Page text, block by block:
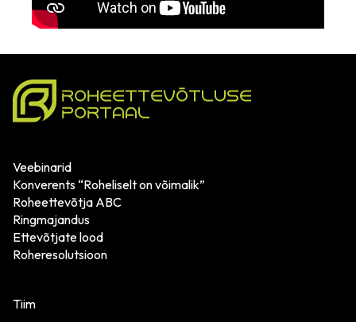
Veebinarid
Konverents “Roheliselt on võimalik”
Roheettevõtja ABC
Ringmajandus
Ettevõtjate lood
Roheresolutsioon
Tiim